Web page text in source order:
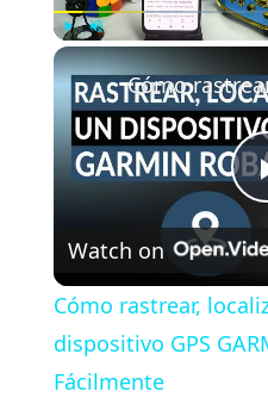
Unmute
Watch on
Cómo rastrear,
dispositivo GPS
Fácilmente